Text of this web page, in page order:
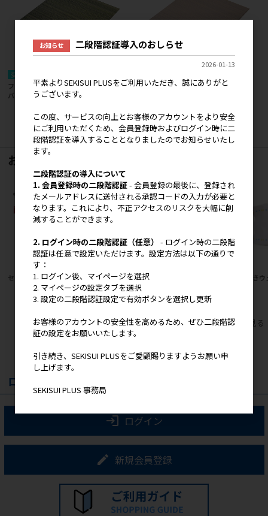
受注生産品
フロア畳［アースカラーコレクション］
バンブー
フロア畳［アースカラーコレクション］
12件中 1〜12件目
おすすめ商品
セキスイ 耐火シーラント １本
抗菌GOOD！クリーンルーム用
半導体クリーンルーム用シーリング
材 1本
油拭き
すべてのおすすめ商品を見る
ログイン
ログイン
新規会員登録
お知らせ 二段階認証導入のおしらせ
2026-01-13
平素よりSEKISUI PLUSをご利用いただき、誠にありがと
うございます。
この度、サービスの向上とお客様のアカウントをより安全
にご利用いただくため、会員登録時およびログイン時に二
段階認証を導入することとなりましたのでお知らせいたし
ます。
二段階認証の導入について
1. 会員登録時の二段階認証- 会員登録の最後に、登録され
たメールアドレスに送付される承認コードの入力が必要と
なります。これにより、不正アクセスのリスクを大幅に削
減することができます。
2. ログイン時の二段階認証（任意） - ログイン時の二段階
認証は任意で設定いただけます。設定方法は以下の通りで
す：
1. ログイン後、マイページを選択
2. マイページの設定タブを選択
3. 設定の二段階認証設定で有効ボタンを選択し更新
お客様のアカウントの安全性を高めるため、ぜひ二段階認
証の設定をお願いいたします。
引き続き、SEKISUI PLUSをご愛顧賜りますようお願い申
し上げます。
SEKISUI PLUS 事務局